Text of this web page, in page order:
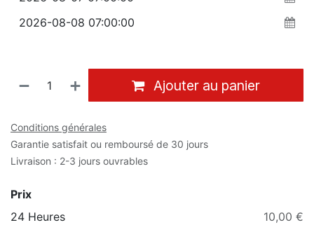
Ajouter au panier
Conditions générales
Garantie satisfait ou remboursé de 30 jours
Livraison : 2-3 jours ouvrables
Prix
24 Heures
10,00 €